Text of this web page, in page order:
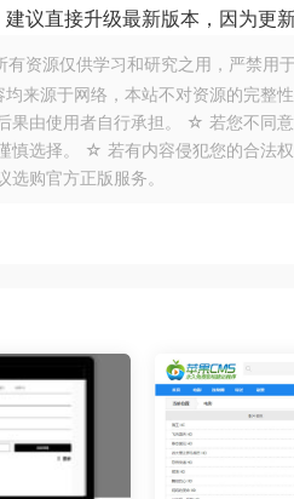
议直接升级最新版本，因为更
资源仅供学习和研究之用，严禁用
来源于网络，本站不对资源的完整
果由使用者自行承担。 ☆ 若您不同
慎选择。 ☆ 若有内容侵犯您的合法
购官方正版服务。